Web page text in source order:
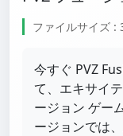
ファイルサイズ :
今すぐ PVZ
て、エキサイ
ージョン ゲー
ージョンでは